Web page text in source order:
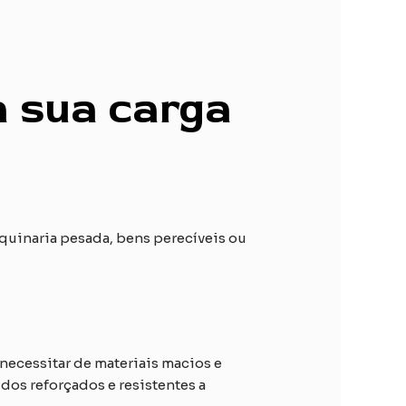
sua carga
pesada, bens perecíveis ou
de materiais macios e
reforçados e resistentes a